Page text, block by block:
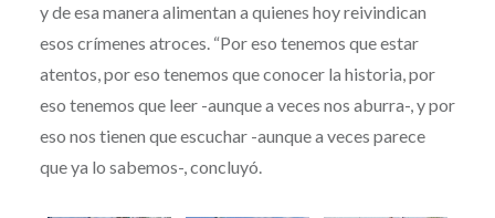
y de esa manera alimentan a quienes hoy reivindican
esos crímenes atroces. “Por eso tenemos que estar
atentos, por eso tenemos que conocer la historia, por
eso tenemos que leer -aunque a veces nos aburra-, y por
eso nos tienen que escuchar -aunque a veces parece
que ya lo sabemos-, concluyó.